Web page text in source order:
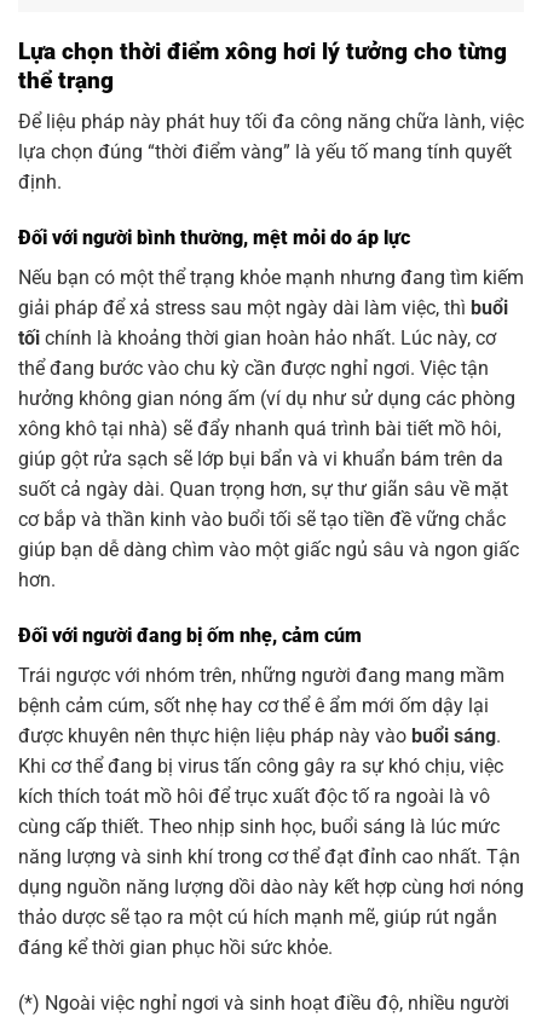
Lựa chọn thời điểm xông hơi lý tưởng cho từng
thể trạng
Để liệu pháp này phát huy tối đa công năng chữa lành, việc
lựa chọn đúng “thời điểm vàng” là yếu tố mang tính quyết
định.
Đối với người bình thường, mệt mỏi do áp lực
Nếu bạn có một thể trạng khỏe mạnh nhưng đang tìm kiếm
giải pháp để xả stress sau một ngày dài làm việc, thì buổi
tối chính là khoảng thời gian hoàn hảo nhất. Lúc này, cơ
thể đang bước vào chu kỳ cần được nghỉ ngơi. Việc tận
hưởng không gian nóng ấm (ví dụ như sử dụng các phòng
xông khô tại nhà) sẽ đẩy nhanh quá trình bài tiết mồ hôi,
giúp gột rửa sạch sẽ lớp bụi bẩn và vi khuẩn bám trên da
suốt cả ngày dài. Quan trọng hơn, sự thư giãn sâu về mặt
cơ bắp và thần kinh vào buổi tối sẽ tạo tiền đề vững chắc
giúp bạn dễ dàng chìm vào một giấc ngủ sâu và ngon giấc
hơn.
Đối với người đang bị ốm nhẹ, cảm cúm
Trái ngược với nhóm trên, những người đang mang mầm
bệnh cảm cúm, sốt nhẹ hay cơ thể ê ẩm mới ốm dậy lại
được khuyên nên thực hiện liệu pháp này vào buổi sáng.
Khi cơ thể đang bị virus tấn công gây ra sự khó chịu, việc
kích thích toát mồ hôi để trục xuất độc tố ra ngoài là vô
cùng cấp thiết. Theo nhịp sinh học, buổi sáng là lúc mức
năng lượng và sinh khí trong cơ thể đạt đỉnh cao nhất. Tận
dụng nguồn năng lượng dồi dào này kết hợp cùng hơi nóng
thảo dược sẽ tạo ra một cú hích mạnh mẽ, giúp rút ngắn
đáng kể thời gian phục hồi sức khỏe.
(*) Ngoài việc nghỉ ngơi và sinh hoạt điều độ, nhiều người